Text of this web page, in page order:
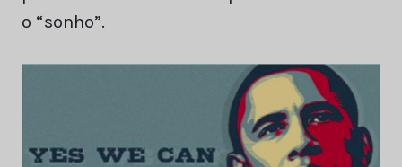
o “sonho”.